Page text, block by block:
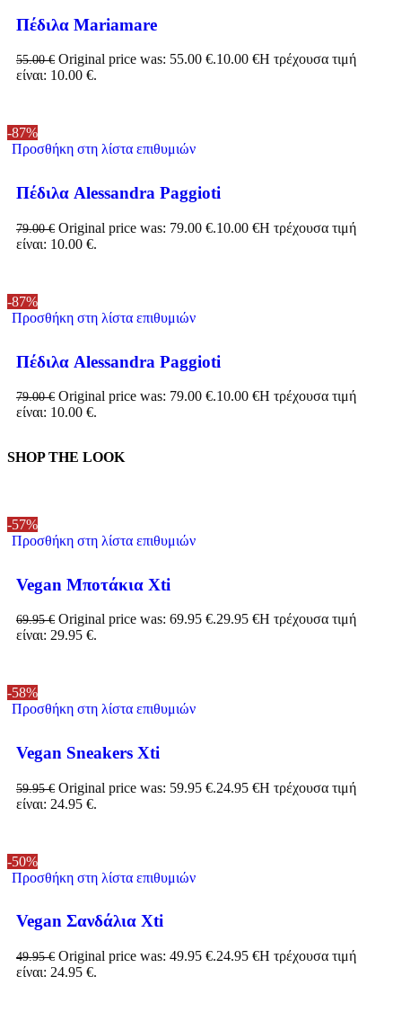
Πέδιλα Mariamare
55.00€ Original price was: 55.00 €.10.00 €Η τρέχουσα τιμή
είναι: 10.00 €.
-87%
Προσθήκη στη λίστα επιθυμιών
Πέδιλα Alessandra Paggioti
79.00€ Original price was: 79.00 €.10.00 €Η τρέχουσα τιμή
είναι: 10.00 €.
-87%
Προσθήκη στη λίστα επιθυμιών
Πέδιλα Alessandra Paggioti
79.00€ Original price was: 79.00 €.10.00 €Η τρέχουσα τιμή
είναι: 10.00 €.
SHOP THE LOOK
-57%
Προσθήκη στη λίστα επιθυμιών
Vegan Μποτάκια Xti
69.95€ Original price was: 69.95 €.29.95 €Η τρέχουσα τιμή
είναι: 29.95 €.
-58%
Προσθήκη στη λίστα επιθυμιών
Vegan Sneakers Xti
59.95€ Original price was: 59.95 €.24.95 €Η τρέχουσα τιμή
είναι: 24.95 €.
-50%
Προσθήκη στη λίστα επιθυμιών
Vegan Σανδάλια Xti
49.95€ Original price was: 49.95 €.24.95 €Η τρέχουσα τιμή
είναι: 24.95 €.